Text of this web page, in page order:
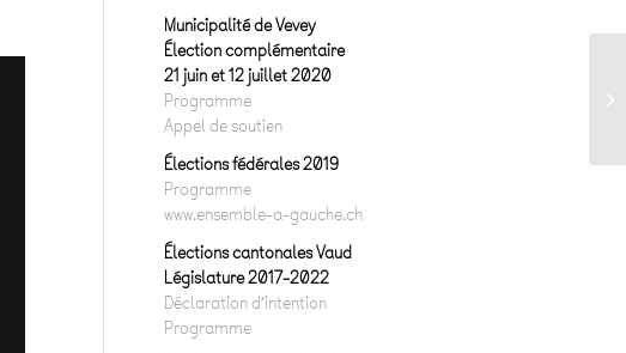
Municipalité de Vevey
Élection complémentaire
21 juin et 12 juillet 2020
Programme
Appel de soutien
Élections fédérales 2019
Programme
www.ensemble-a-gauche.ch
Élections cantonales Vaud
Législature 2017-2022
Déclaration d’intention
Programme